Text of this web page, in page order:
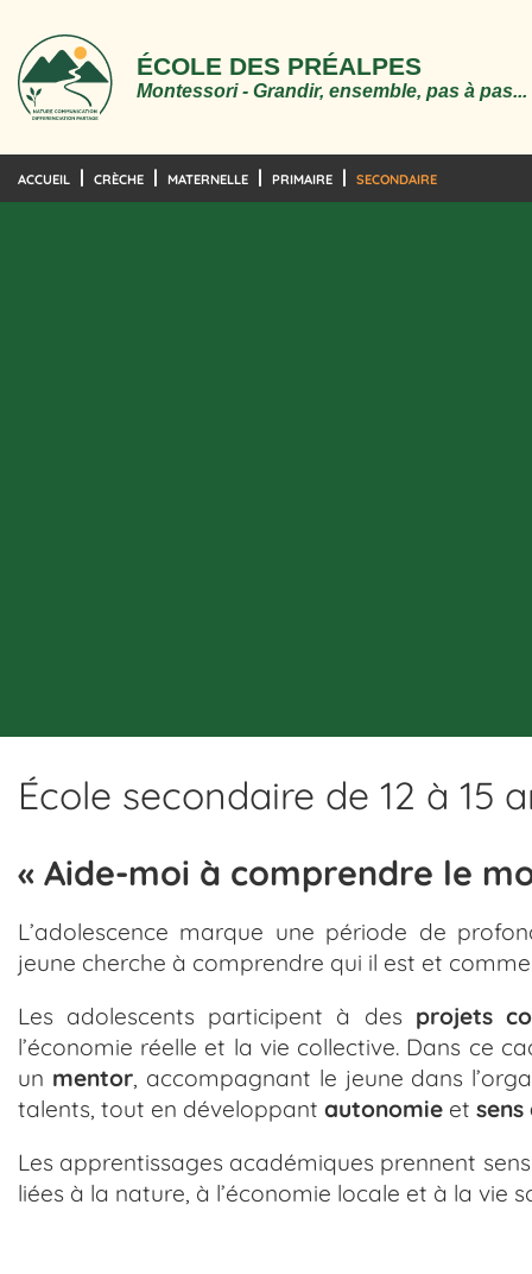
ÉCOLE DES PRÉALPES
Montessori - Grandir, ensemble, pas à pas...
ACCUEIL CRÈCHE MATERNELLE PRIMAIRE SECONDAIRE
École secondaire de 12 à 15
« Aide-moi à comprendre le
L’adolescence marque une période de
jeune cherche à comprendre qui il est et
Les adolescents participent à des projets
l’économie réelle et la vie collective. Dans ce
un mentor, accompagnant le jeune dans
talents, tout en développant autonomie et
Les apprentissages académiques prennent
liées à la nature, à l’économie locale et à la vie